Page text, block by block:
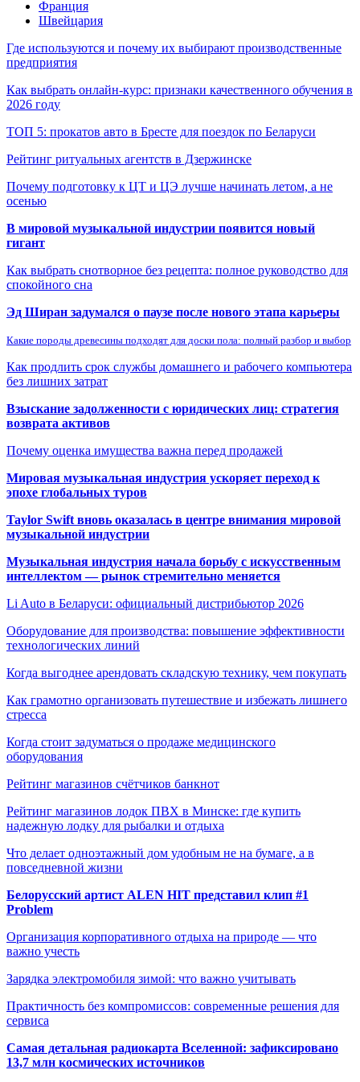
Франция
Швейцария
Где используются и почему их выбирают производственные
предприятия
Как выбрать онлайн-курс: признаки качественного обучения в
2026 году
ТОП 5: прокатов авто в Бресте для поездок по Беларуси
Рейтинг ритуальных агентств в Дзержинске
Почему подготовку к ЦТ и ЦЭ лучше начинать летом, а не
осенью
В мировой музыкальной индустрии появится новый
гигант
Как выбрать снотворное без рецепта: полное руководство для
спокойного сна
Эд Ширан задумался о паузе после нового этапа карьеры
Какие породы древесины подходят для доски пола: полный разбор и выбор
Как продлить срок службы домашнего и рабочего компьютера
без лишних затрат
Взыскание задолженности с юридических лиц: стратегия
возврата активов
Почему оценка имущества важна перед продажей
Мировая музыкальная индустрия ускоряет переход к
эпохе глобальных туров
Taylor Swift вновь оказалась в центре внимания мировой
музыкальной индустрии
Музыкальная индустрия начала борьбу с искусственным
интеллектом — рынок стремительно меняется
Li Auto в Беларуси: официальный дистрибьютор 2026
Оборудование для производства: повышение эффективности
технологических линий
Когда выгоднее арендовать складскую технику, чем покупать
Как грамотно организовать путешествие и избежать лишнего
стресса
Когда стоит задуматься о продаже медицинского
оборудования
Рейтинг магазинов счётчиков банкнот
Рейтинг магазинов лодок ПВХ в Минске: где купить
надежную лодку для рыбалки и отдыха
Что делает одноэтажный дом удобным не на бумаге, а в
повседневной жизни
Белорусский артист ALEN HIT представил клип #1
Problem
Организация корпоративного отдыха на природе — что
важно учесть
Зарядка электромобиля зимой: что важно учитывать
Практичность без компромиссов: современные решения для
сервиса
Самая детальная радиокарта Вселенной: зафиксировано
13,7 млн космических источников